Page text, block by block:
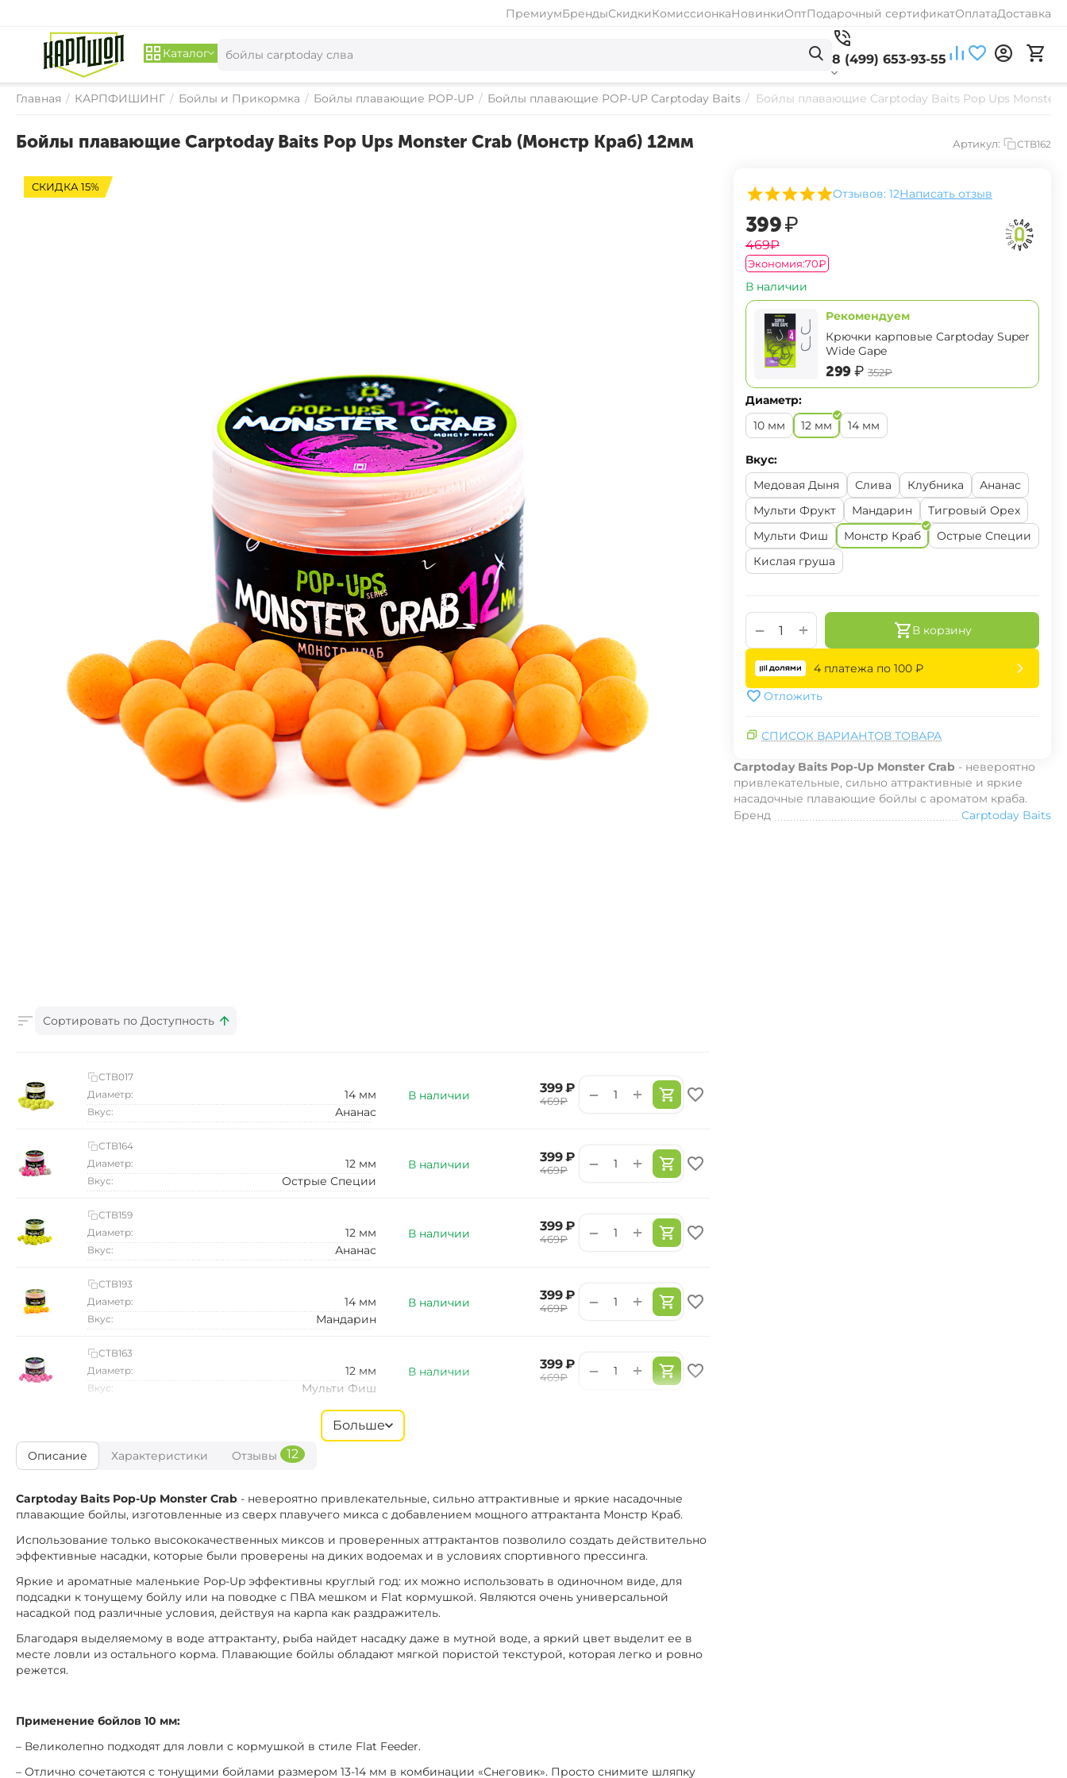
ПремиумБрендыСкидкиКомиссионкаНовинкиОптПодарочный сертификатОплатаДоставка
Каталог 8 (499) 653-93-55
Главная / КАРПФИШИНГ / Бойлы и Прикормка / Бойлы плавающие POP-UP / Бойлы плавающие POP-UP Carptoday Baits / Бойлы плавающие Carptoday Baits Pop Ups Monster
Бойлы плавающие Carptoday Baits Pop Ups Monster Crab (Монстр Краб) 12мм Артикул: CTB162
Отзывов: 12Написать отзыв
‍399‍₽
‍469‍₽
Экономия:‍70‍₽
В наличии
Рекомендуем
Крючки карповые Carptoday Super
Wide Gape
‍299‍₽ ‍352‍₽
Диаметр:
10 мм
12 мм 14 мм
Вкус:
Медовая Дыня
Слива Клубника
Ананас
Мульти Фрукт
Мандарин
Тигровый Орех
Мульти Фиш
Монстр Краб
Острые Специи
Кислая груша
+
− В корзину
4 платежа по 100 ₽
Отложить
СПИСОК ВАРИАНТОВ ТОВАРА
Carptoday Baits Pop-Up Monster Crab - невероятно
привлекательные, сильно аттрактивные и яркие
насадочные плавающие бойлы с ароматом краба.
Бренд
Carptoday Baits
СКИДКА 15%
Сортировать по Доступность
В наличии ‍399‍ ₽
‍469‍₽ +
−
CTB017
Диаметр:
14 мм
Вкус: Ананас
В наличии ‍399‍ ₽
‍469‍₽ +
−
CTB164
Диаметр:
12 мм
Вкус: Острые Специи
В наличии ‍399‍ ₽
‍469‍₽ +
−
CTB159
Диаметр:
12 мм
Вкус: Ананас
В наличии ‍399‍ ₽
‍469‍₽ +
−
CTB193
Диаметр:
14 мм
Вкус: Мандарин
В наличии ‍399‍ ₽
‍469‍₽ +
−
CTB163
Диаметр:
12 мм
Вкус: Мульти Фиш
Диаметр:
12 мм
Вкус: Кислая груша
В наличии ‍399‍ ₽
‍469‍₽ +
−
CTB195
Диаметр:
12 мм
В наличии ‍469‍₽ +
−
CTB018
Диаметр:
14 мм
Вкус: Клубника
В наличии ‍399‍ ₽
‍469‍₽ +
−
Диаметр:
12 мм
Слива
Диаметр:
CTB160
Больше
Описание Характеристики Отзывы 12
Carptoday Baits Pop-Up Monster Crab - невероятно привлекательные, сильно аттрактивные и яркие насадочные
плавающие бойлы, изготовленные из сверх плавучего микса с добавлением мощного аттрактанта Монстр Краб.
Использование только высококачественных миксов и проверенных аттрактантов позволило создать действительно
эффективные насадки, которые были проверены на диких водоемах и в условиях спортивного прессинга.
Яркие и ароматные маленькие Pop-Up эффективны круглый год: их можно использовать в одиночном виде, для
подсадки к тонущему бойлу или на поводке с ПВА мешком и Flat кормушкой. Являются очень универсальной
насадкой под различные условия, действуя на карпа как раздражитель.
Благодаря выделяемому в воде аттрактанту, рыба найдет насадку даже в мутной воде, а яркий цвет выделит ее в
месте ловли из остального корма. Плавающие бойлы обладают мягкой пористой текстурой, которая легко и ровно
режется.
Применение бойлов 10 мм:
– Великолепно подходят для ловли с кормушкой в стиле Flat Feeder.
– Отлично сочетаются с тонущими бойлами размером 13-14 мм в комбинации «Снеговик». Просто снимите шляпку